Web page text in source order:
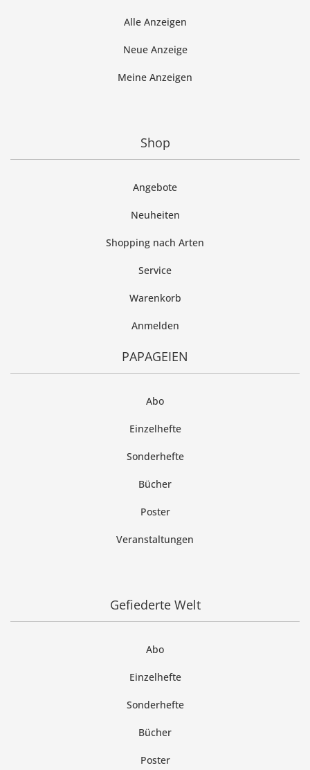
Alle Anzeigen
Neue Anzeige
Meine Anzeigen
Shop
Angebote
Neuheiten
Shopping nach Arten
Service
Warenkorb
Anmelden
PAPAGEIEN
Abo
Einzelhefte
Sonderhefte
Bücher
Poster
Veranstaltungen
Gefiederte Welt
Abo
Einzelhefte
Sonderhefte
Bücher
Poster